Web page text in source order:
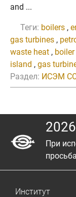
and ...
Теги: boilers ,
gas turbines ,
waste heat ,
island , gas
Раздел: ИСЭМ
При
Институт